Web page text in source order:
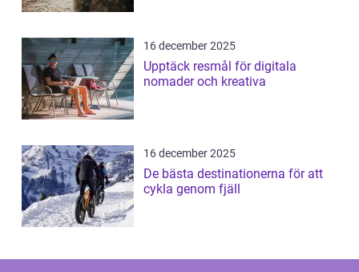
16 december 2025
Upptäck resmål för digitala
nomader och kreativa
16 december 2025
De bästa destinationerna för att
cykla genom fjäll